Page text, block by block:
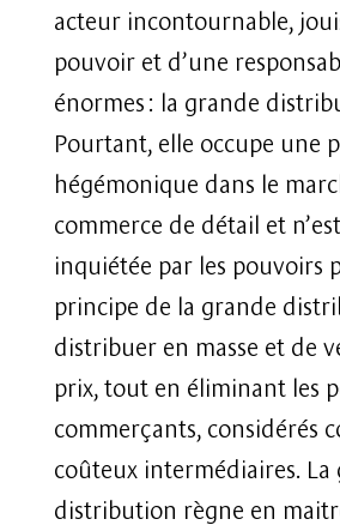
acteur incontournable,
pouvoir et d’une
énormes : la grande
Pourtant, elle occupe une
hégémonique dans le
commerce de détail et
inquiétée par les pouvoirs
principe de la grande
distribuer en masse et de
prix, tout en éliminant les
commerçants, considérés
coûteux intermédiaires. La
distribution règne en